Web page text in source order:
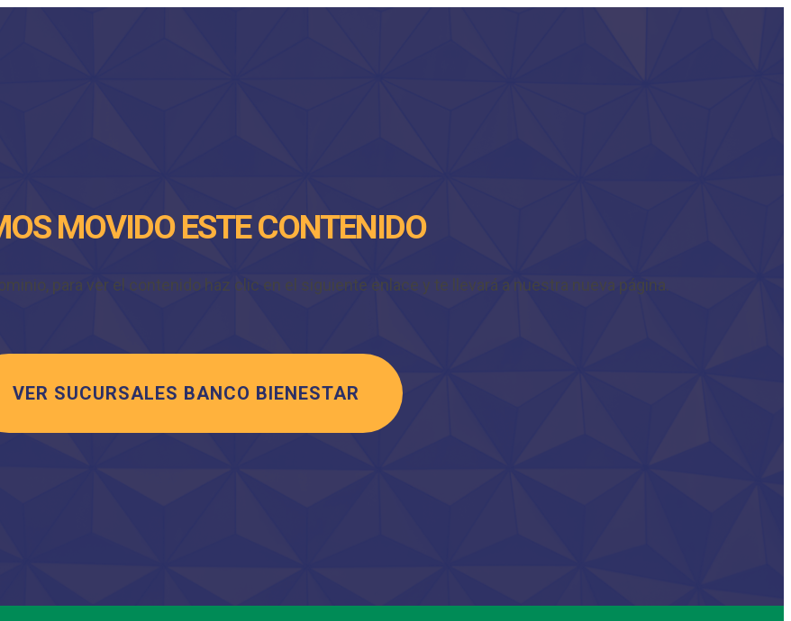
MOVIDO ESTE CONTENIDO
para ver el contenido haz clic en el siguiente enlace y te llevará a nuestra nueva página.
VER SUCURSALES BANCO BIENESTAR